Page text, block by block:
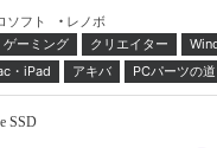
ソフト
レノボ
ゲーミング クリエイター
・iPad アキバ PCパーツの道
SSD